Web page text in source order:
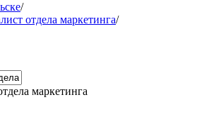
/
отдела маркетинга/
маркетинга